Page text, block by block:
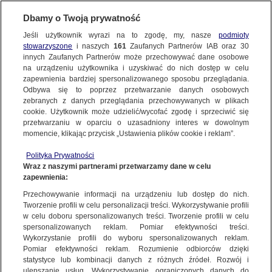
NAJNOWSZE
ZOBACZ FAKTY
FAKTY PO FAKTACH
FAKTY O ŚWIECIE
WIĘCEJ
KANAŁY
Dzień dobry!
Jedno konto do wszystkich usług
Dbamy o Twoją prywatność
Jeśli użytkownik wyrazi na to zgodę, my, nasze podmioty
stowarzyszone i naszych 161Zaufanych Partnerów IAB oraz 30
innych Zaufanych Partnerów może przechowywać dane osobowe
na urządzeniu użytkownika i uzyskiwać do nich dostęp w celu
zapewnienia bardziej spersonalizowanego sposobu przeglądania.
Odbywa się to poprzez przetwarzanie danych osobowych
zebranych z danych przeglądania przechowywanych w plikach
cookie. Użytkownik może udzielić/wycofać zgodę i sprzeciwić się
przetwarzaniu w oparciu o uzasadniony interes w dowolnym
momencie, klikając przycisk „Ustawienia plików cookie i reklam”.
Polityka Prywatności
Wraz z naszymi partnerami przetwarzamy dane w celu
zapewnienia:
Przechowywanie informacji na urządzeniu lub dostęp do nich.
Tworzenie profili w celu personalizacji treści. Wykorzystywanie profili
w celu doboru spersonalizowanych treści. Tworzenie profili w celu
spersonalizowanych reklam. Pomiar efektywności treści.
Wykorzystanie profili do wyboru spersonalizowanych reklam.
Pomiar efektywności reklam. Rozumienie odbiorców dzięki
statystyce lub kombinacji danych z różnych źródeł. Rozwój i